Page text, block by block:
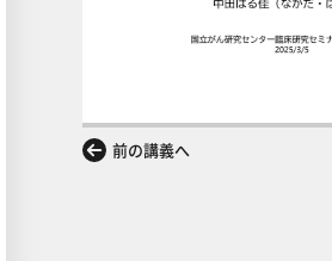
前の講義へ